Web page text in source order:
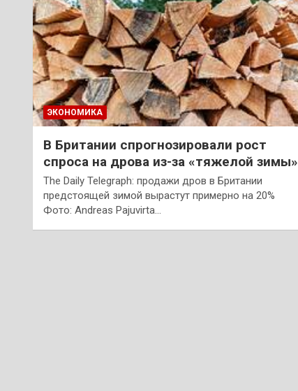
ЭКОНОМИКА
В Британии спрогнозировали рост
спроса на дрова из-за «тяжелой зимы»
The Daily Telegraph: продажи дров в Британии
предстоящей зимой вырастут примерно на 20%
Фото: Andreas Pajuvirta…